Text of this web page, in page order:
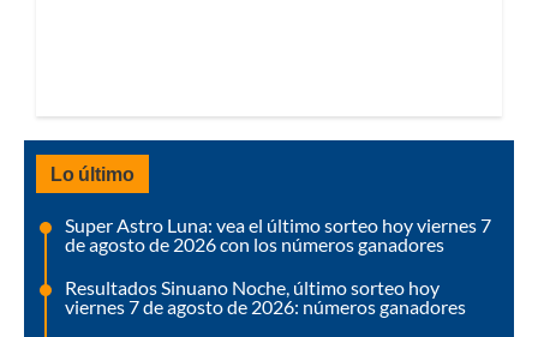
Lo último
Super Astro Luna: vea el último sorteo hoy viernes 7
de agosto de 2026 con los números ganadores
Resultados Sinuano Noche, último sorteo hoy
viernes 7 de agosto de 2026: números ganadores